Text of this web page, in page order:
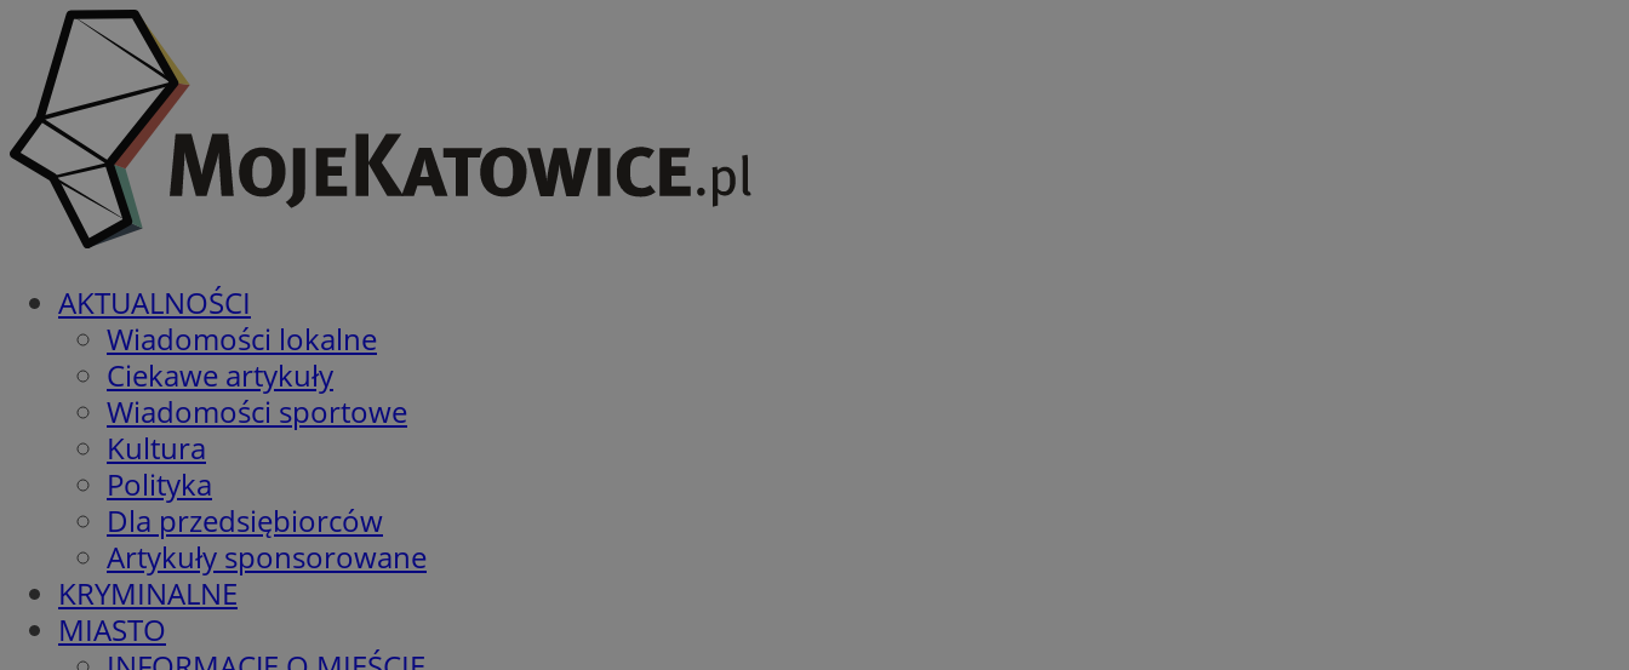
AKTUALNOŚCI
Wiadomości lokalne
Ciekawe artykuły
Wiadomości sportowe
Kultura
Polityka
Dla przedsiębiorców
Artykuły sponsorowane
KRYMINALNE
MIASTO